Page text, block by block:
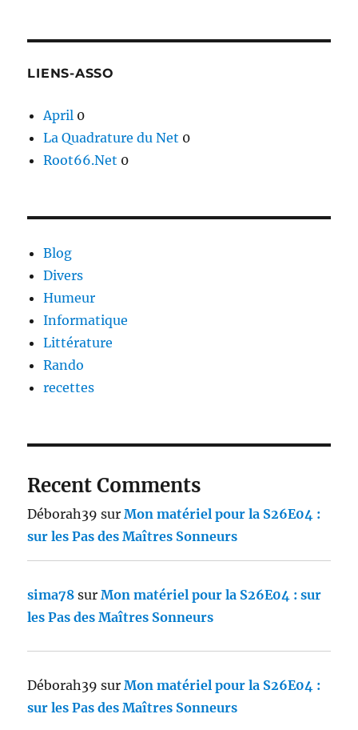
LIENS-ASSO
April 0
La Quadrature du Net 0
Root66.Net 0
Blog
Divers
Humeur
Informatique
Littérature
Rando
recettes
Recent Comments
Déborah39 surMon matériel pour la S26E04 :
sur les Pas des Maîtres Sonneurs
sima78 surMon matériel pour la S26E04 : sur
les Pas des Maîtres Sonneurs
Déborah39 surMon matériel pour la S26E04 :
sur les Pas des Maîtres Sonneurs